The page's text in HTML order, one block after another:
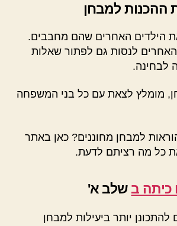
למבחן
הילדים האחרים שהם מחבבים.
לנסות גם לפתור שאלות
לבחינה.
מומלץ לצאת עם כל בני המשפחה
למבחן מחוננים? כאן באתר
כל מה רציתם לדעת.
כיתה ב שלב א'
להתכונן יותר ביעילות למבחן